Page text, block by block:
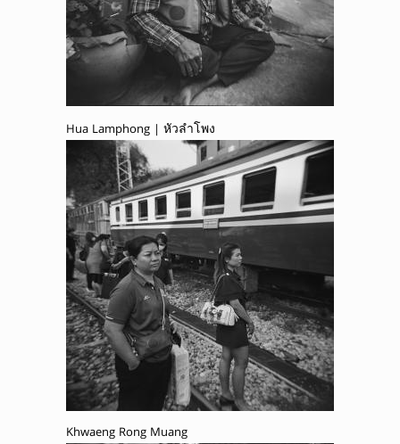
Hua Lamphong | หัวลำโพง
Khwaeng Rong Muang